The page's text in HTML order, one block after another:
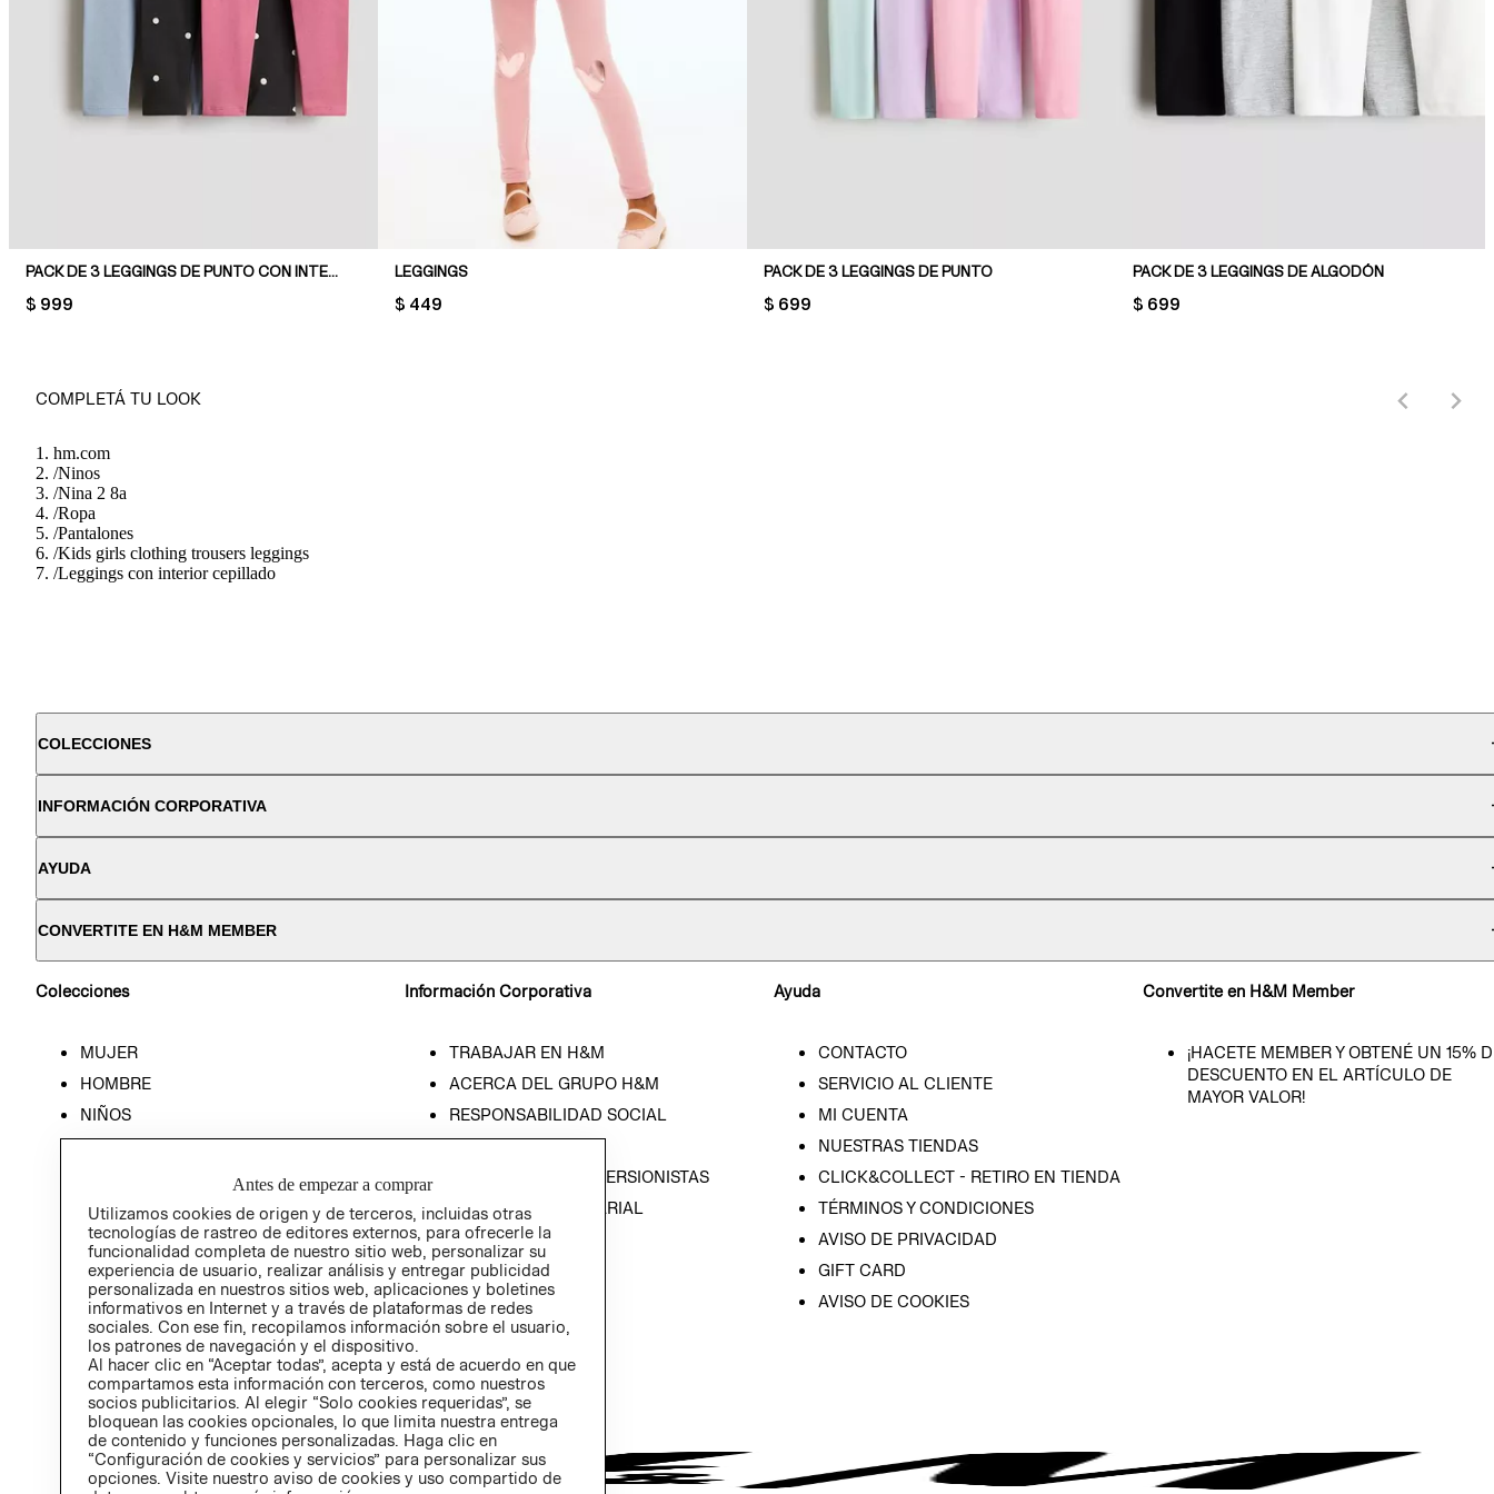
PACK DE 3 LEGGINGS DE PUNTO CON INTERIOR CEPILLADO
PRICE:
$ 999
LEGGINGS
PRICE:
$ 449
PACK DE 3 LEGGINGS DE PUNTO
PRICE:
$ 699
PACK DE 3 LEGGINGS DE ALGODÓN
PRICE:
$ 699
COMPLETÁ TU LOOK
hm.com
/Ninos
/Nina 2 8a
/Ropa
/Pantalones
/Kids girls clothing trousers leggings
/Leggings con interior cepillado
COLECCIONES
INFORMACIÓN CORPORATIVA
AYUDA
CONVERTITE EN H&M MEMBER
Colecciones
MUJER
HOMBRE
NIÑOS
HOME
Información Corporativa
TRABAJAR EN H&M
ACERCA DEL GRUPO H&M
RESPONSABILIDAD SOCIAL
PRENSA
RELACIÓN CON INVERSIONISTAS
POLÍTICA EMPRESARIAL
Ayuda
CONTACTO
SERVICIO AL CLIENTE
MI CUENTA
NUESTRAS TIENDAS
CLICK&COLLECT - RETIRO EN TIENDA
TÉRMINOS Y CONDICIONES
AVISO DE PRIVACIDAD
GIFT CARD
AVISO DE COOKIES
Convertite en H&M Member
¡HACETE MEMBER Y OBTENÉ UN 15%
DESCUENTO EN EL ARTÍCULO DE
MAYOR VALOR!
Antes de empezar a comprar
Utilizamos cookies de origen y de terceros, incluidas otras
tecnologías de rastreo de editores externos, para ofrecerle la
funcionalidad completa de nuestro sitio web, personalizar su
experiencia de usuario, realizar análisis y entregar publicidad
personalizada en nuestros sitios web, aplicaciones y boletines
informativos en Internet y a través de plataformas de redes
sociales. Con ese fin, recopilamos información sobre el usuario,
los patrones de navegación y el dispositivo.
Al hacer clic en “Aceptar todas”, acepta y está de acuerdo en que
compartamos esta información con terceros, como nuestros
socios publicitarios. Al elegir “Solo cookies requeridas”, se
bloquean las cookies opcionales, lo que limita nuestra entrega
de contenido y funciones personalizadas. Haga clic en
“Configuración de cookies y servicios” para personalizar sus
opciones. Visite nuestro aviso de cookies y uso compartido de